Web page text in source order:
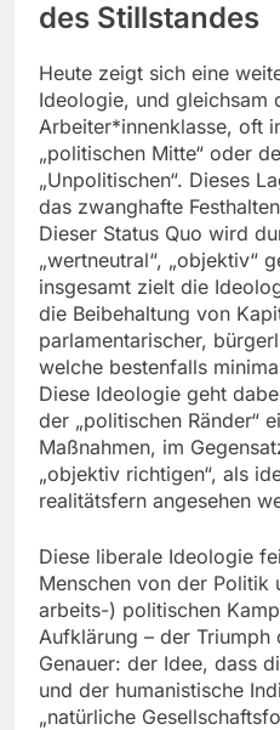
des Stillstandes
Heute zeigt sich eine
Ideologie, und gleichsam
Arbeiter*innenklasse, oft
„politischen Mitte“ oder
„Unpolitischen“. Dieses
das zwanghafte
Dieser Status Quo wird
„wertneutral“, „objektiv“
insgesamt zielt die
die Beibehaltung von
parlamentarischer,
welche bestenfalls
Diese Ideologie geht
der „politischen Ränder“
Maßnahmen, im
„objektiv richtigen“, als
realitätsfern angesehen
Diese liberale Ideologie
Menschen von der Politik
arbeits-) politischen
Aufklärung – der
Genauer: der Idee, dass
und der humanistische
„natürliche